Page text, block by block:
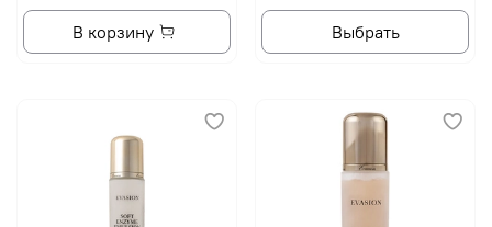
В корзину Выбрать